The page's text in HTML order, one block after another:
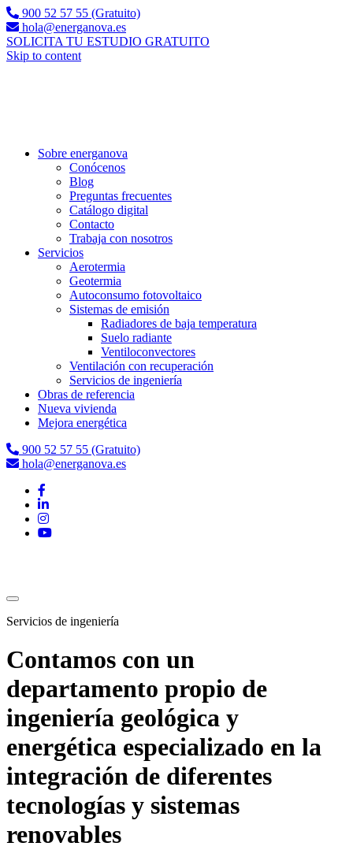
900 52 57 55 (Gratuito)
hola@energanova.es
SOLICITA TU ESTUDIO GRATUITO
Skip to content
Sobre energanova
Conócenos
Blog
Preguntas frecuentes
Catálogo digital
Contacto
Trabaja con nosotros
Servicios
Aerotermia
Geotermia
Autoconsumo fotovoltaico
Sistemas de emisión
Radiadores de baja temperatura
Suelo radiante
Ventiloconvectores
Ventilación con recuperación
Servicios de ingeniería
Obras de referencia
Nueva vivienda
Mejora energética
900 52 57 55 (Gratuito)
hola@energanova.es
Servicios de ingeniería
Contamos con un
departamento propio de
ingeniería geológica y
energética especializado en la
integración de diferentes
tecnologías y sistemas
renovables